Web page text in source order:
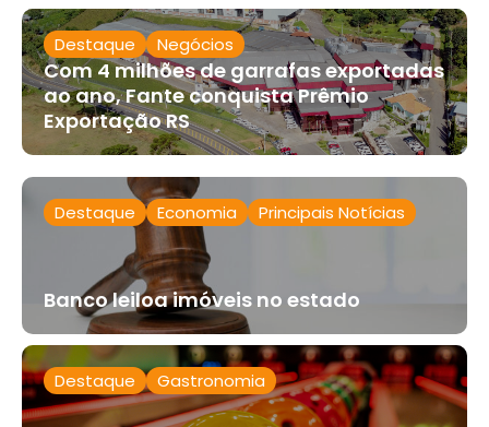
Destaque Negócios
Com 4 milhões de garrafas exportadas
ao ano, Fante conquista Prêmio
Exportação RS
Destaque Economia Principais Notícias
Banco leiloa imóveis no estado
Destaque Gastronomia